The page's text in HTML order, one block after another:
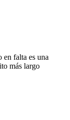
falta es una
más largo